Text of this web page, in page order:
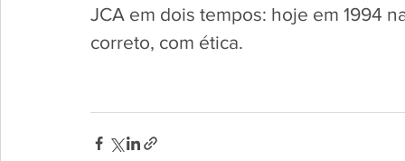
JCA em dois tempos: hoje em 1994
correto, com ética.